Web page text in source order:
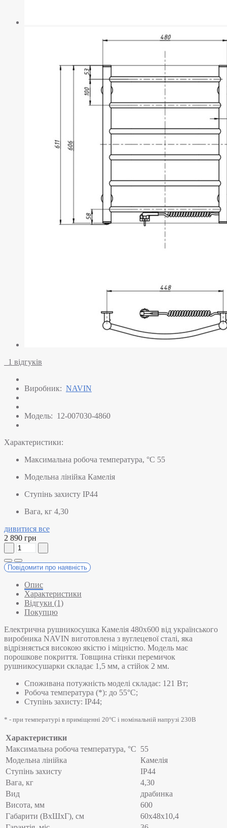
1 відгуків
Виробник: NAVIN
Модель: 12-007030-4860
Характеристики:
Максимальна робоча температура, °C 55
Модельна лінійка Камелія
Ступінь захисту IP44
Вага, кг 4,30
дивитися все
2 890 грн
Повідомити про наявність
Опис
Характеристики
Відгуки (1)
Покупцю
Електрична рушникосушка Камелія 480х600 від українського
виробника NAVIN виготовлена з вуглецевої сталі, яка
відрізняється високою якістю і міцністю. Модель має
порошкове покриття. Товщина стінки перемичок
рушникосушарки складає 1,5 мм, а стійок 2 мм.
Споживана потужність моделі складає: 121 Вт;
Робоча температура (*): до 55°C;
Ступінь захисту: IP44;
* - при температурі в приміщенні 20°С і номінальній напрузі 230В
Характеристики
Максимальна робоча температура, °C 55
Модельна лінійка
Камелія
Ступінь захисту
IP44
Вага, кг
4,30
Вид
драбинка
Висота, мм
600
Габарити (ВхШхГ), см
60x48x10,4